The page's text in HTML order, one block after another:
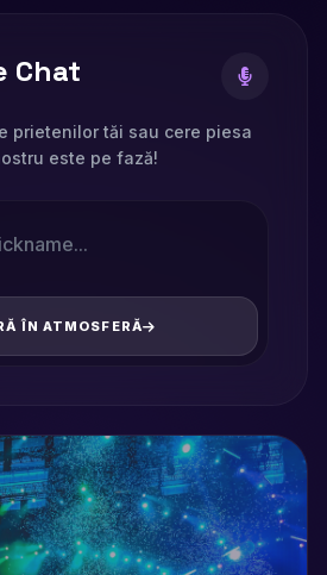
Chat
prietenilor tăi sau cere piesa
este pe fază!
ÎN ATMOSFERĂ